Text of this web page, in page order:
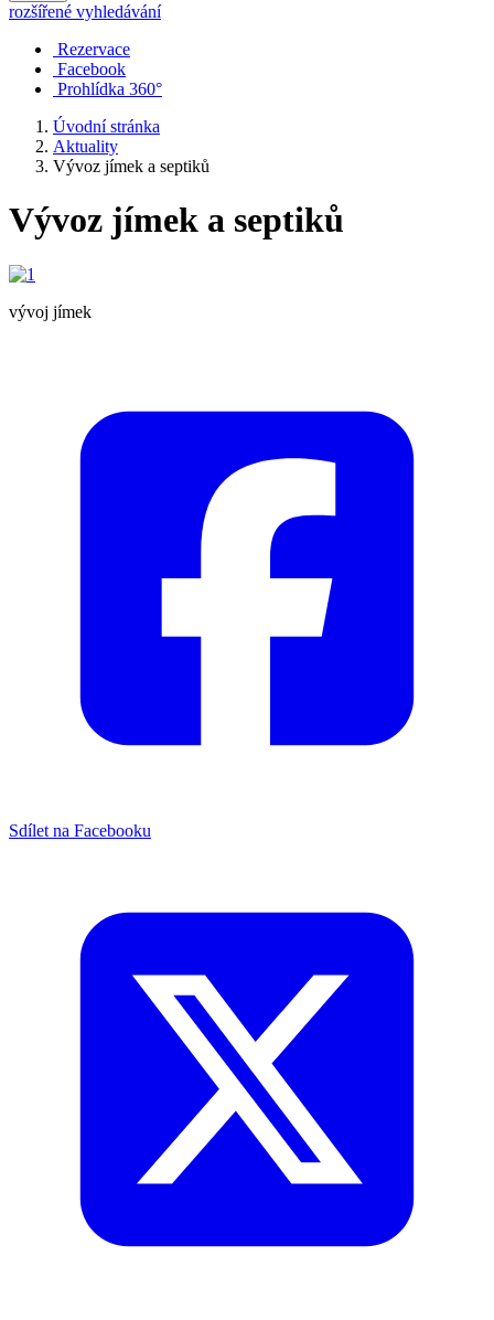
rozšířené vyhledávání
Rezervace
Facebook
Prohlídka 360°
Úvodní stránka
Aktuality
Vývoz jímek a septiků
Vývoz jímek a septiků
vývoj jímek
Sdílet na Facebooku